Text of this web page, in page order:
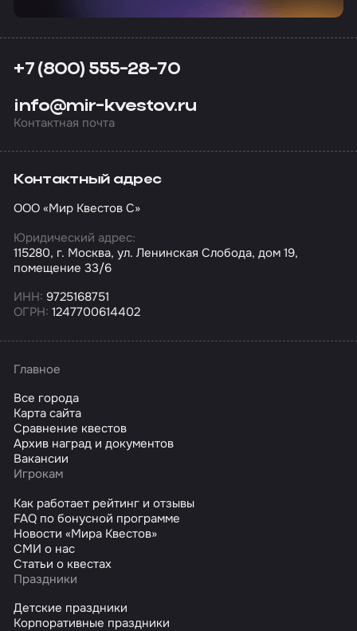
+7 (800) 555-28-70
info@mir-kvestov.ru
Контактная почта
Контактный адрес
ООО «Мир Квестов С»
Юридический адрес:
115280, г. Москва, ул. Ленинская Слобода, дом 19,
помещение 33/6
ИНН: 9725168751
ОГРН: 1247700614402
Главное
Все города
Карта сайта
Сравнение квестов
Архив наград и документов
Вакансии
Игрокам
Как работает рейтинг и отзывы
FAQ по бонусной программе
Новости «Мира Квестов»
СМИ о нас
Статьи о квестах
Праздники
Детские праздники
Корпоративные праздники